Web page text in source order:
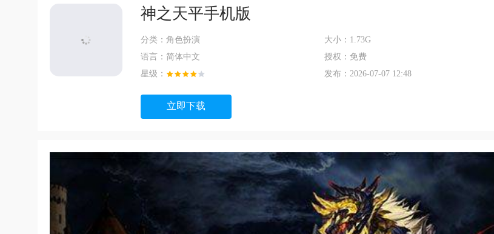
神之天平手机版
分类： 角色扮演 大小： 1.73G
语言： 简体中文 授权： 免费
星级：
发布：2026-07-07 12:48
立即下载